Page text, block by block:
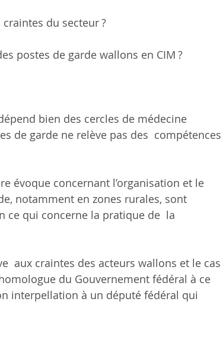
du secteur ?
postes de garde wallons en CIM ?
bien des cercles de médecine
de garde ne relève pas des  compétences
évoque concernant l’organisation et le
notamment en zones rurales, sont
ce qui concerne la pratique de  la
aux craintes des acteurs wallons et le cas
du Gouvernement fédéral à ce
interpellation à un député fédéral qui